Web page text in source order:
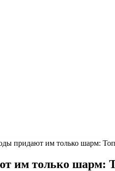
придают им только шарм:
им только шарм: